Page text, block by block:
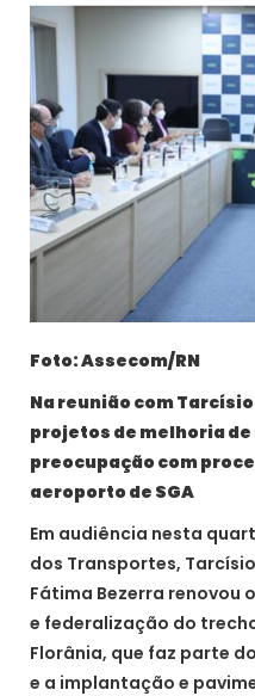
Foto: Assecom/RN
Na reunião com
projetos de melhoria
preocupação com
aeroporto de SGA
Em audiência nesta
dos Transportes,
Fátima Bezerra renovou
e federalização do
Florânia, que faz parte
e a implantação e